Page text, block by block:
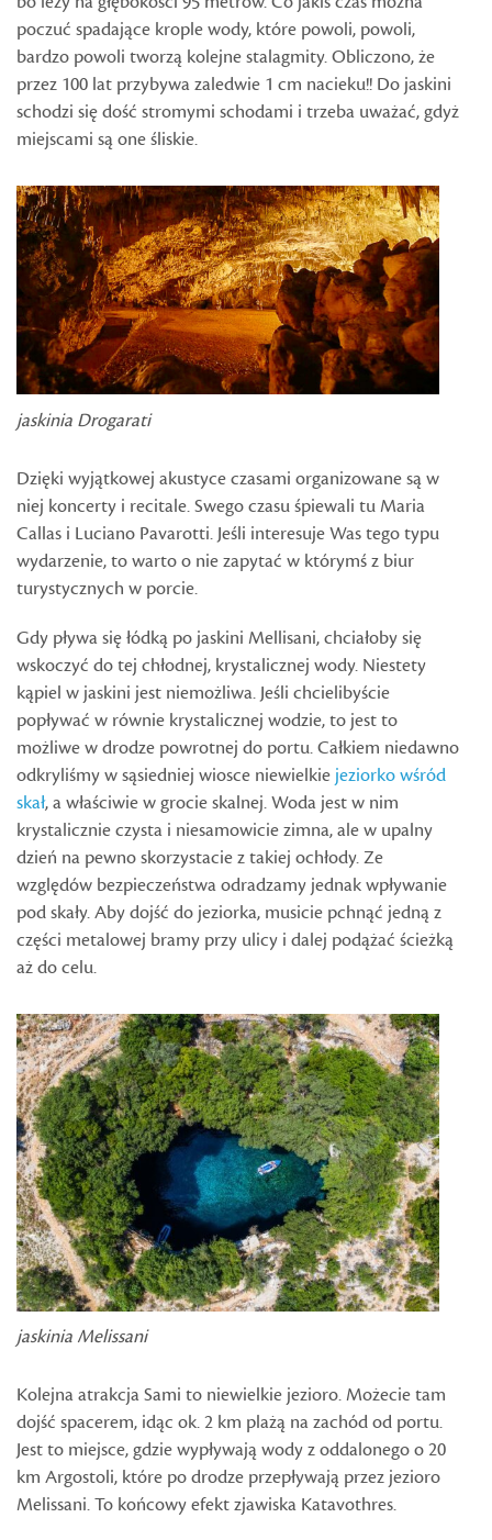
poczuć spadające krople wody, które powoli, powoli,
bardzo powoli tworzą kolejne stalagmity. Obliczono, że
przez 100 lat przybywa zaledwie 1 cm nacieku!! Do jaskini
schodzi się dość stromymi schodami i trzeba uważać, gdyż
miejscami są one śliskie.
jaskinia Drogarati
Dzięki wyjątkowej akustyce czasami organizowane są w
niej koncerty i recitale. Swego czasu śpiewali tu Maria
Callas i Luciano Pavarotti. Jeśli interesuje Was tego typu
wydarzenie, to warto o nie zapytać w którymś z biur
turystycznych w porcie.
Gdy pływa się łódką po jaskini Mellisani, chciałoby się
wskoczyć do tej chłodnej, krystalicznej wody. Niestety
kąpiel w jaskini jest niemożliwa. Jeśli chcielibyście
popływać w równie krystalicznej wodzie, to jest to
możliwe w drodze powrotnej do portu. Całkiem niedawno
odkryliśmy w sąsiedniej wiosce niewielkie jeziorko wśród
skał, a właściwie w grocie skalnej. Woda jest w nim
krystalicznie czysta i niesamowicie zimna, ale w upalny
dzień na pewno skorzystacie z takiej ochłody. Ze
względów bezpieczeństwa odradzamy jednak wpływanie
pod skały. Aby dojść do jeziorka, musicie pchnąć jedną z
części metalowej bramy przy ulicy i dalej podążać ścieżką
aż do celu.
jaskinia Melissani
Kolejna atrakcja Sami to niewielkie jezioro. Możecie tam
dojść spacerem, idąc ok. 2 km plażą na zachód od portu.
Jest to miejsce, gdzie wypływają wody z oddalonego o 20
km Argostoli, które po drodze przepływają przez jezioro
Melissani. To końcowy efekt zjawiska Katavothres.